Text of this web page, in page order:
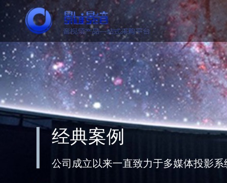
经典案例
公司成立以来一直致力于多媒体投影